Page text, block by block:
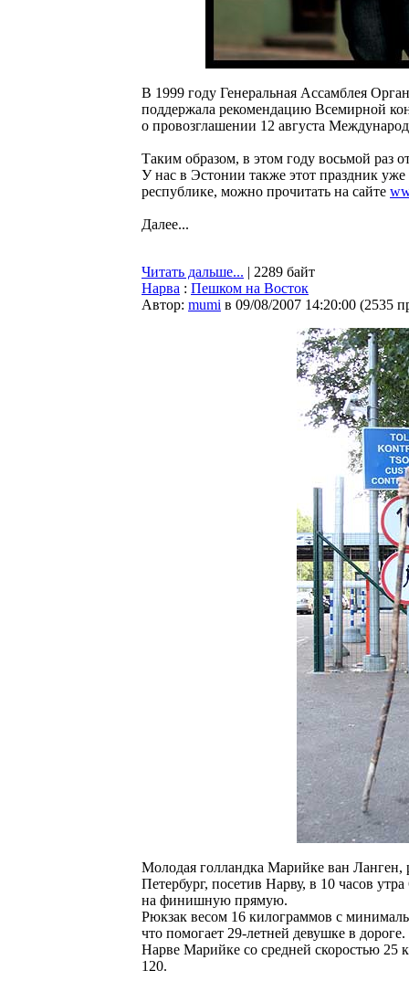
В 1999 году Генеральная Ассамблея
поддержала рекомендацию Всемирной
о провозглашении 12 августа
Таким образом, в этом году восьмой раз
У нас в Эстонии также этот праздник
республике, можно прочитать на сайте
Далее...
Читать дальше... | 2289 байт
Нарва : Пешком на Восток
Автор: mumi в 09/08/2007 14:20:00 (2535
Молодая голландка Марийке ван
Петербург, посетив Нарву, в 10 часов
на финишную прямую.
Рюкзак весом 16 килограммов с
что помогает 29-летней девушке в
Нарве Марийке со средней скоростью 25
120.